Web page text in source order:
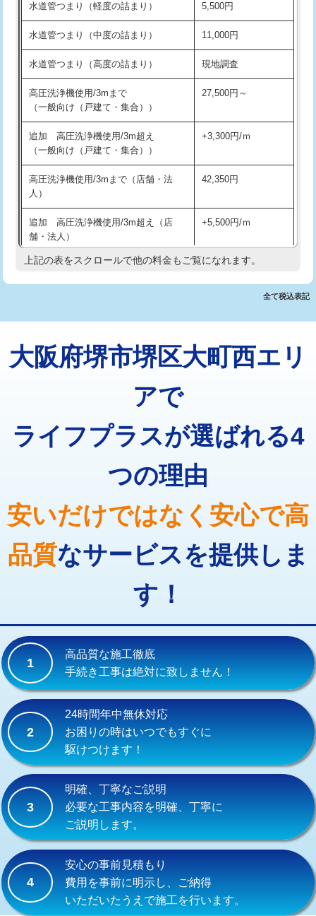
洗面台設置 38,500円
化粧台設置 22,000円
追加人工 16,500円
廃棄・処分 現場見積
※給水管工事は20mmまでの価格です。
交換・取付(排水栓・排水トラップ
22,000円+材料費
持込商品取付（混合水栓）
持込商品取付（浄水器・分岐水栓） 16,500円
業）
排水管工事（追加 排水管工事/3ｍ超
え）
マス交換（土の掘削・埋め戻し作業） 11,000円~
マス交換（深さ50㎝以上） 66,000円
コンクリート斫り（厚さ10㎝超え）
モルタル補修（厚さ10㎝まで） 27,500円
16,500円
廃棄・処分 現場見積
水道管つまり（軽度の詰まり） 5,500円
水道管つまり（中度の詰まり） 11,000円
水道管つまり（高度の詰まり） 現地調査
高圧洗浄機使用/3mまで
（一般向け（戸建て・集合））
27,500円～
追加 高圧洗浄機使用/3m超え
（一般向け（戸建て・集合））
+3,300円/ｍ
高圧洗浄機使用/3mまで（店舗・法
人）
42,350円
追加 高圧洗浄機使用/3m超え（店
舗・法人）
+5,500円/ｍ
高度高圧洗浄換 現地調査
トーラー機使用/3mまで 33,000円
追加トーラー機使用/3m超え +3,300円
止水・漏水調査・防水処理・清掃・修
11,000円
止水・漏水調査・防水処理・清掃・修
22,000円
止水・漏水調査・防水処理・清掃・修
理・調整・分解・加工など（重作業）
33,000円
その他部品の脱着 8,800円～
交換・取付(単水栓（壁付・デッキ
式）)
13,200円+材料費
交換・取付(混合水栓（壁付・デッキ
式・ワンホール）)
16,500円+材料費
交換・取付(排水栓・排水トラップ
（P/S/ポップアップ））
交換・取付（その他部品）
持込商品取付（単水栓）
持込商品取付（混合水栓） 16,500円
持込商品取付（浄水器・分岐水栓） 16,500円
給水管工事※（ホール加工)
給水管工事※（バンド止め) 3,300円
上記の表をスクロールで他の料金もご覧になれます。
全て税込表記
大阪府堺市堺区大町西エリ
アで
ライフプラスが選ばれる4
つの理由
安いだけではなく安心で高
品質なサービスを提供しま
す！
1
高品質な施工徹底
手続き工事は絶対に致しません！
2
24時間年中無休対応
お困りの時はいつでもすぐに
駆けつけます！
3
明確、丁寧なご説明
必要な工事内容を明確、丁寧に
ご説明します。
4
安心の事前見積もり
費用を事前に明示し、ご納得
いただいたうえで施工を行います。